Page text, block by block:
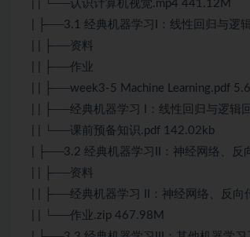
| | └──认识计算机视觉.mp4 441.12M
| ├──3.1 经典机器学习I：线性回归与逻
| | ├──资料
| | ├──作业
| | ├──week3-5 Machine Learning.pdf
| | ├──经典机器学习 I：线性回归与逻辑
| | └──课前预备知识.pdf 142.02kb
| ├──3.2 经典机器学习II：神经网络、反
| | ├──资料
| | ├──经典机器学习 II：神经网络、反向
| | └──作业.zip 467.98M